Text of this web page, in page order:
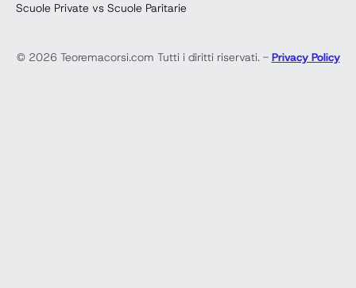
Scuole Private vs Scuole Paritarie
© 2026 Teoremacorsi.com Tutti i diritti riservati. - Privacy Policy